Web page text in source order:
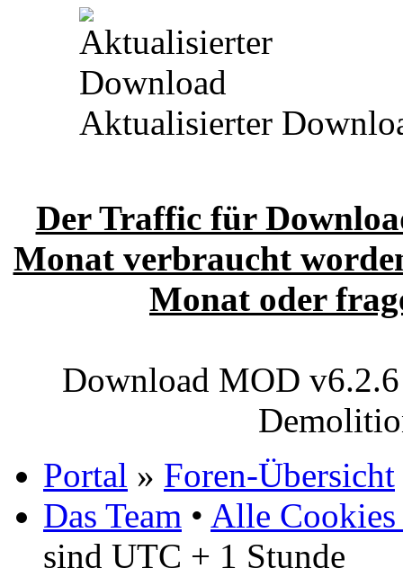
Aktualisierter
Der Traffic für
Monat verbraucht
Monat oder
Download MOD
Portal » Foren-Übersicht
Das Team • Alle Cookies
sind UTC + 1 Stunde